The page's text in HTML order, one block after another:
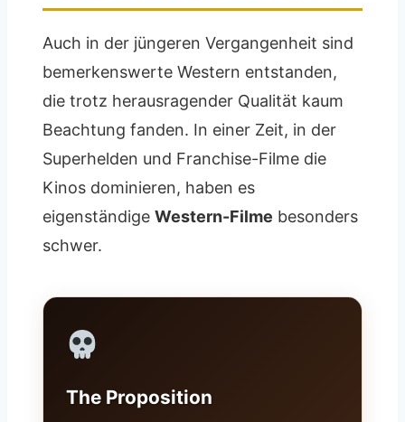
Auch in der jüngeren Vergangenheit sind
bemerkenswerte Western entstanden,
die trotz herausragender Qualität kaum
Beachtung fanden. In einer Zeit, in der
Superhelden und Franchise-Filme die
Kinos dominieren, haben es
eigenständige Western-Filme besonders
schwer.
The Proposition